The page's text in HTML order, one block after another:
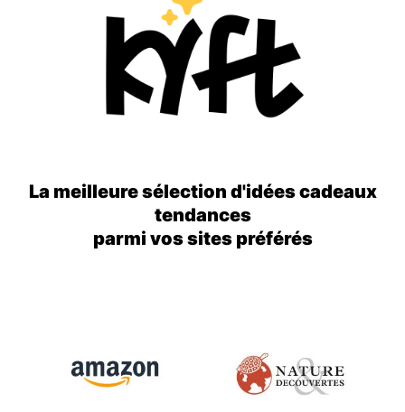
La meilleure sélection d'idées cadeaux
tendances
parmi vos sites préférés